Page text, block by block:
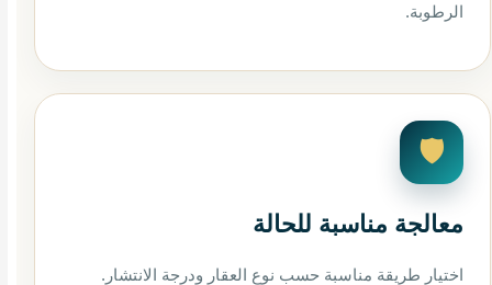
الرطوبة.
🛡️
معالجة مناسبة للحالة
اختيار طريقة مناسبة حسب نوع العقار ودرجة الانتشار.